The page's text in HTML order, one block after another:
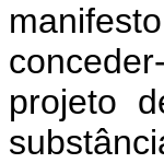
projeto